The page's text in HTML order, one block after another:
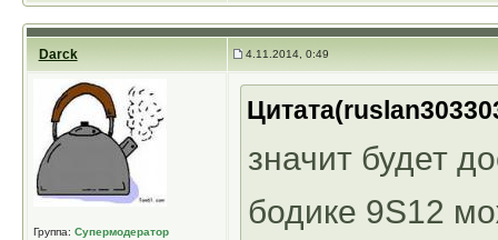
Darck 4.11.2014, 0:49
Группа: Супермодератор
значит будет
бодике 9S12